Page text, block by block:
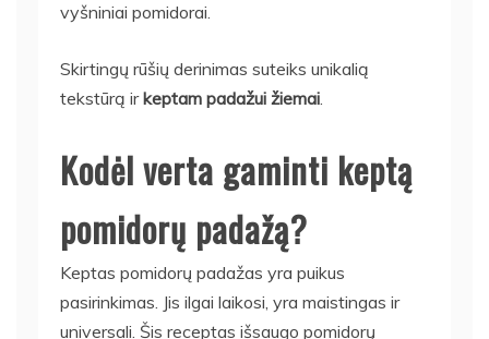
vyšniniai pomidorai.
Skirtingų rūšių derinimas suteiks unikalią
tekstūrą irkeptam padažui žiemai.
Kodėl verta gaminti keptą
pomidorų padažą?
Keptas pomidorų padažas yra puikus
pasirinkimas. Jis ilgai laikosi, yra maistingas ir
universali. Šis receptas išsaugo pomidorų